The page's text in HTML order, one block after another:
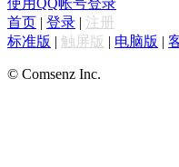
使用QQ帐号登录
首页 | 登录 | 注册
标准版 | 触屏版 | 电脑版 |
© Comsenz Inc.